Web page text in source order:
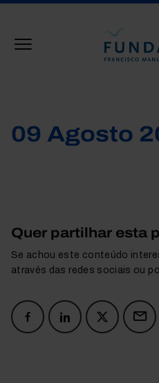
09 Agosto
Quer partilhar esta
Se achou este conteúdo
através das redes sociais ou